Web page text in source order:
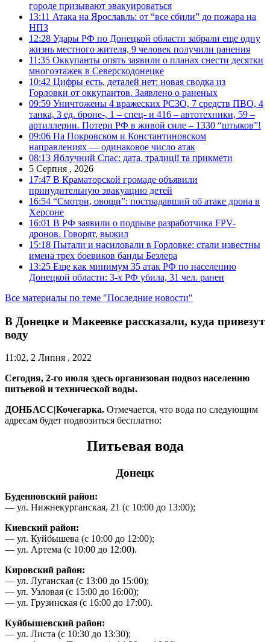
городе призывают эвакуироваться
13:11 Атака на Ярославль: от “все сбили” до пожара на
НПЗ
12:28 Удары РФ по Донецкой области забрали еще одну
жизнь местного жителя, 9 человек получили ранения
11:35 Оккупанты опять заявили о планах снести десятки
многоэтажек в Северскодонецке
10:42 Цифры есть, деталей нет: новая сводка из
Горловки от оккупантов. Заявлено о раненых
09:59 Уничтожены 4 вражеских РСЗО, 7 средств ПВО, 4
танка, 3 ед. броне-, 1 – спец- и 416 – автотехники, 59 –
артиллерии. Потери РФ в живой силе – 1330 “штыков”!
09:06 На Покровском и Константиновском
направлениях — одинаковое число атак
08:13 Яблучний Спас: дата, традиції та прикмети
5 Серпня , 2026
17:47 В Краматорской громаде объявили
принудительную эвакуацию детей
16:54 “Смотри, овощи”: пострадавший об атаке дрона в
Херсоне
16:01 В РФ заявили о подрыве разработчика FPV-
дронов. Говорят, выжил
15:18 Пытали и насиловали в Горловке: стали известны
имена трех боевиков банды Безлера
13:25 Еще как минимум 35 атак РФ по населению
Донецкой области: 3-х РФ убила, 31 чел. ранен
Все материалы по теме "Последние новости"
В Донецке и Макеевке рассказали, куда привезут
воду
11:02, 2 Липня , 2022
Сегодня, 2-го июля здесь организован подвоз населению
питьевой и технической воды.
ДОНБАСС|Кочегарка. Отмечается, что вода по следующим
адресам будет подвозиться бесплатно:
Питьевая вода
Донецк
Буденновский район:
— ул. Нижнекурганская, 21 (с 10:00 до 13:00);
Киевский район:
— ул. Куйбышева (с 10:00 до 12:00);
— ул. Артема (с 10:00 до 12:00).
Кировский район:
— ул. Луганская (с 13:00 до 15:00);
— ул. Узловая (с 15:00 до 16:00);
— ул. Грузинская (с 16:00 до 17:00).
Куйбышевский район:
— ул. Листа (с 10:30 до 13:30);